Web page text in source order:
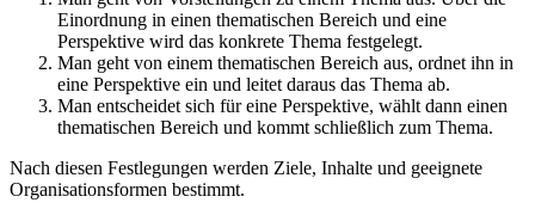
Einordnung in einen thematischen Bereich und eine
Perspektive wird das konkrete Thema festgelegt.
Man geht von einem thematischen Bereich aus, ordnet ihn in
eine Perspektive ein und leitet daraus das Thema ab.
Man entscheidet sich für eine Perspektive, wählt dann einen
thematischen Bereich und kommt schließlich zum Thema.
Nach diesen Festlegungen werden Ziele, Inhalte und geeignete
Organisationsformen bestimmt.